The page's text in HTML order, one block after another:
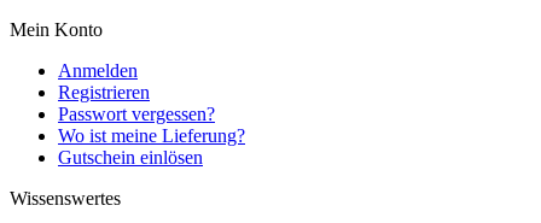
Mein Konto
Anmelden
Registrieren
Passwort vergessen?
Wo ist meine Lieferung?
Gutschein einlösen
Wissenswertes